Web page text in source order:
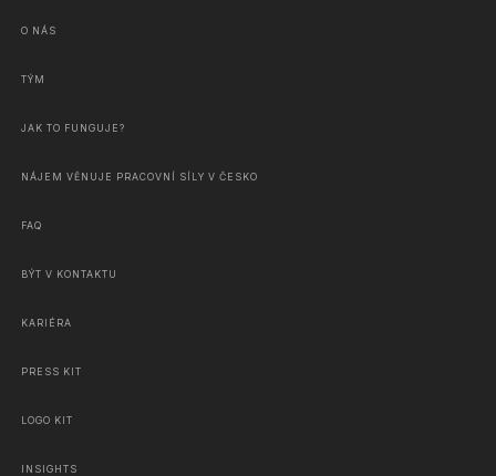
O NÁS
TÝM
JAK TO FUNGUJE?
NÁJEM VĚNUJE PRACOVNÍ SÍLY V ČESKO
FAQ
BÝT V KONTAKTU
KARIÉRA
PRESS KIT
LOGO KIT
INSIGHTS